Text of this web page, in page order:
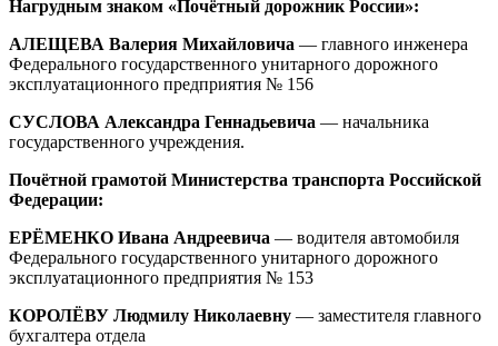
Нагрудным знаком «Почётный дорожник России»:
АЛЕЩЕВА Валерия Михайловича — главного инженера
Федерального государственного унитарного дорожного
эксплуатационного предприятия № 156
СУСЛОВА Александра Геннадьевича — начальника
государственного учреждения.
Почётной грамотой Министерства транспорта Российской
Федерации:
ЕРЁМЕНКО Ивана Андреевича — водителя автомобиля
Федерального государственного унитарного дорожного
эксплуатационного предприятия № 153
КОРОЛЁВУ Людмилу Николаевну — заместителя главного
бухгалтера отдела